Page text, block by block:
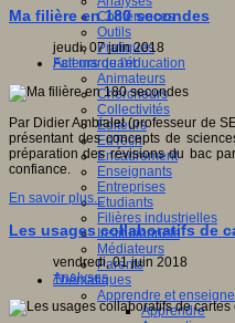
Conférences
Outils
Pratiques
Acteurs de l'éducation
Animateurs
Chercheurs
Collectivités
Editeurs
EdTech
Encadrement
Enseignants
Entreprises
Etudiants
Filières industrielles
Institutionnels
Médiateurs
Parents
Thématiques
Apprendre et
Apprendre
Ma filière en 180 secondes
jeudi, 07 juin 2018
Fait marquant
Par Didier Ambialet (professeur de
présentant des concepts de
préparation des révisions du bac
confiance.
En savoir plus...
Les usages collaboratifs de
vendredi, 01 juin 2018
Analyses